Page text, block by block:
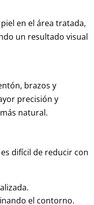
en el área tratada,
un resultado visual
brazos y
precisión y
natural.
difícil de reducir con
el contorno.